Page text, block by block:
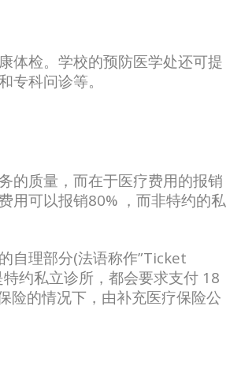
体检。学校的预防医学处还可提
专科问诊等。
的质量，而在于医疗费用的报销
用可以报销80% ，而非特约的私
自理部分(法语称作”Ticket
约私立诊所，都会要求支付 18
险的情况下，由补充医疗保险公